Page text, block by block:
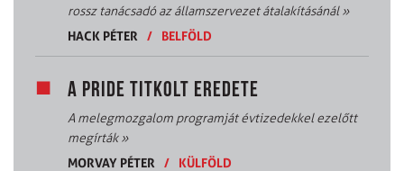
rossz tanácsadó az államszervezet átalakításánál»
HACK PÉTER
/ BELFÖLD
A PRIDE TITKOLT EREDETE
A melegmozgalom programját évtizedekkel ezelőtt
megírták»
MORVAY PÉTER
/ KÜLFÖLD